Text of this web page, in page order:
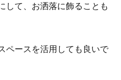
して、お洒落に飾ることも
ペースを活用しても良いで